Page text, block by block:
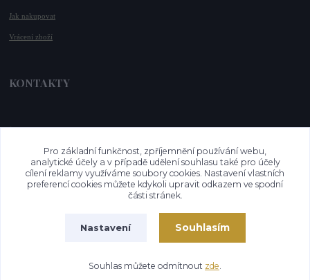
Jak nakupovat
Vrácení zboží
KONTAKTY
📞 +420 732 779 508
www.vysnenekabelky.cz
Pro základní funkčnost, zpříjemnění používání webu,
analytické účely a v případě udělení souhlasu také pro účely
cílení reklamy využíváme soubory cookies. Nastavení vlastních
preferencí cookies můžete kdykoli upravit odkazem ve spodní
části stránek.
Nastavení Souhlasím
Souhlas můžete odmítnout zde